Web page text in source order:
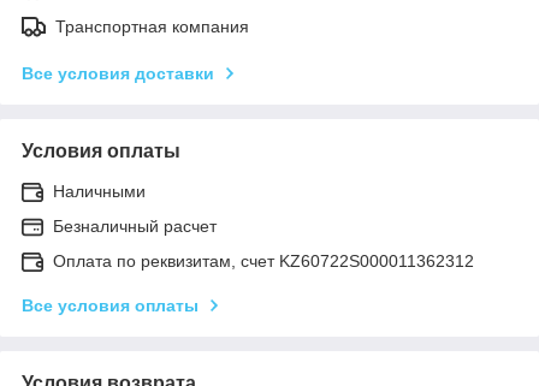
Транспортная компания
Все условия доставки
Условия оплаты
Наличными
Безналичный расчет
Оплата по реквизитам, счет KZ60722S000011362312
Все условия оплаты